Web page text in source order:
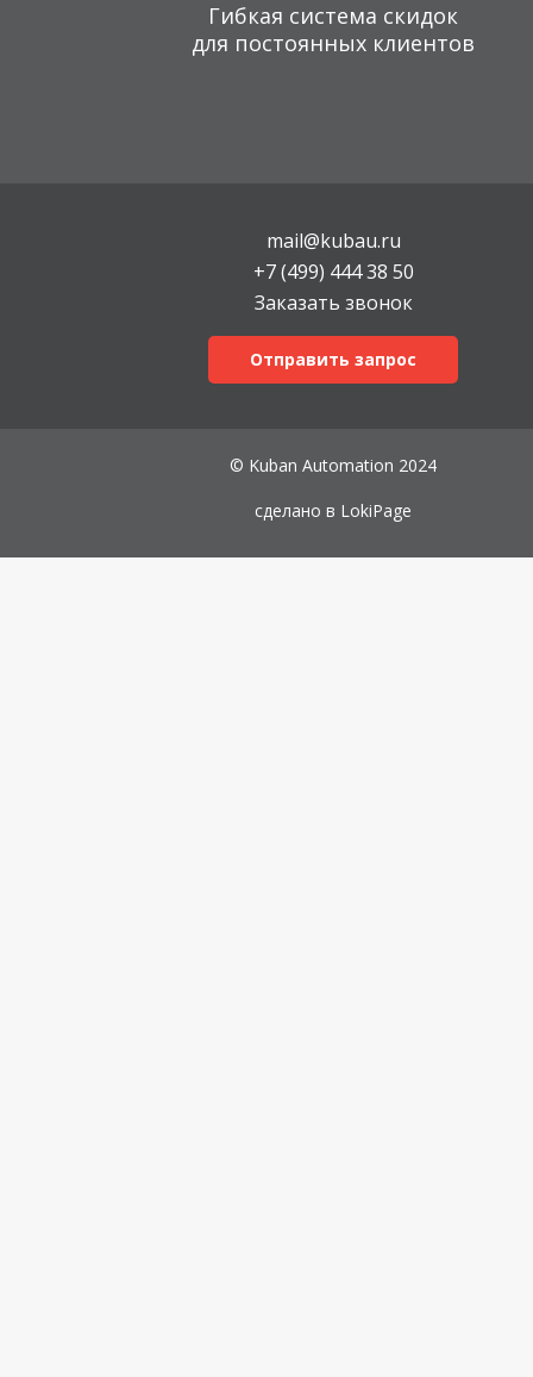
Гибкая система скидок
для постоянных клиентов
mail@kubau.ru
+7 (499) 444 38 50
Заказать звонок
Отправить запрос
© Kuban Automation 2024
сделано в LokiPage